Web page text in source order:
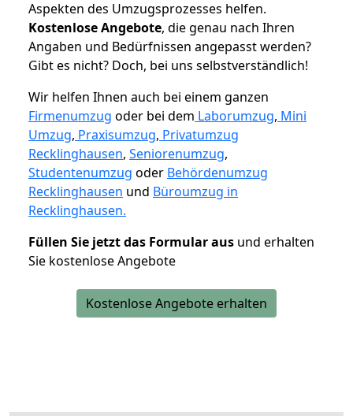
Aspekten des Umzugsprozesses helfen.
Kostenlose Angebote, die genau nach Ihren
Angaben und Bedürfnissen angepasst werden?
Gibt es nicht? Doch, bei uns selbstverständlich!
Wir helfen Ihnen auch bei einem ganzen
Firmenumzug oder bei dem Laborumzug, Mini
Umzug, Praxisumzug, Privatumzug
Recklinghausen, Seniorenumzug,
Studentenumzug oder Behördenumzug
Recklinghausen und Büroumzug in
Recklinghausen.
Füllen Sie jetzt das Formular aus und erhalten
Sie kostenlose Angebote
Kostenlose Angebote erhalten